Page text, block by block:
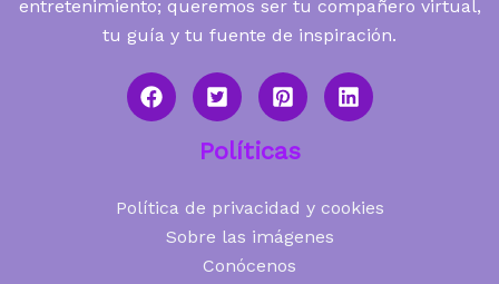
entretenimiento; queremos ser tu compañero virtual,
tu guía y tu fuente de inspiración.
Políticas
Política de privacidad y cookies
Sobre las imágenes
Conócenos